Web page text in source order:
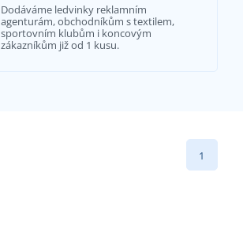
Dodáváme ledvinky reklamním
agenturám, obchodníkům s textilem,
sportovním klubům i koncovým
zákazníkům již od 1 kusu.
1